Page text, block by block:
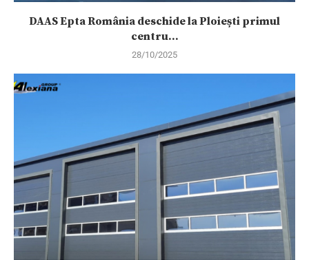
DAAS Epta România deschide la Ploiești primul
centru...
28/10/2025